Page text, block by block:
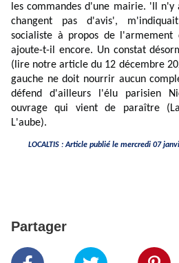
les commandes d'une mairie. 'Il
changent pas d'avis',
socialiste à propos de l'armement
ajoute-t-il encore. Un constat
(lire notre article du 12 décembre
gauche ne doit nourrir aucun
défend d'ailleurs l'élu parisien
ouvrage qui vient de paraître
L'aube).
LOCALTIS : Article publié le mercredi 07
Partager